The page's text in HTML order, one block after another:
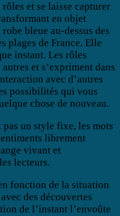
et se laisse capturer
en objet
bleue au-dessus des
plages de France. Elle
instant. Les rôles
et s’expriment dans
avec d’autres
possibilités qui vous
chose de nouveau.
un style fixe, les mots
librement
vivant et
lecteurs.
fonction de la situation
des découvertes
de l’instant l’envoûte